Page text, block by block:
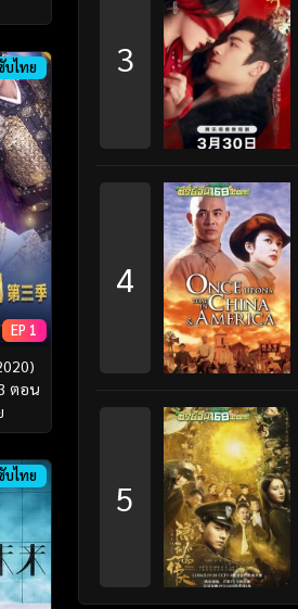
บไทย
EP 1
ตอน
บไทย
3
4
5